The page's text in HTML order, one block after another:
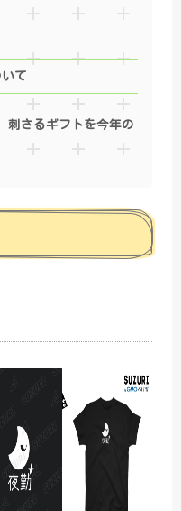
て
刺さるギフトを今年の